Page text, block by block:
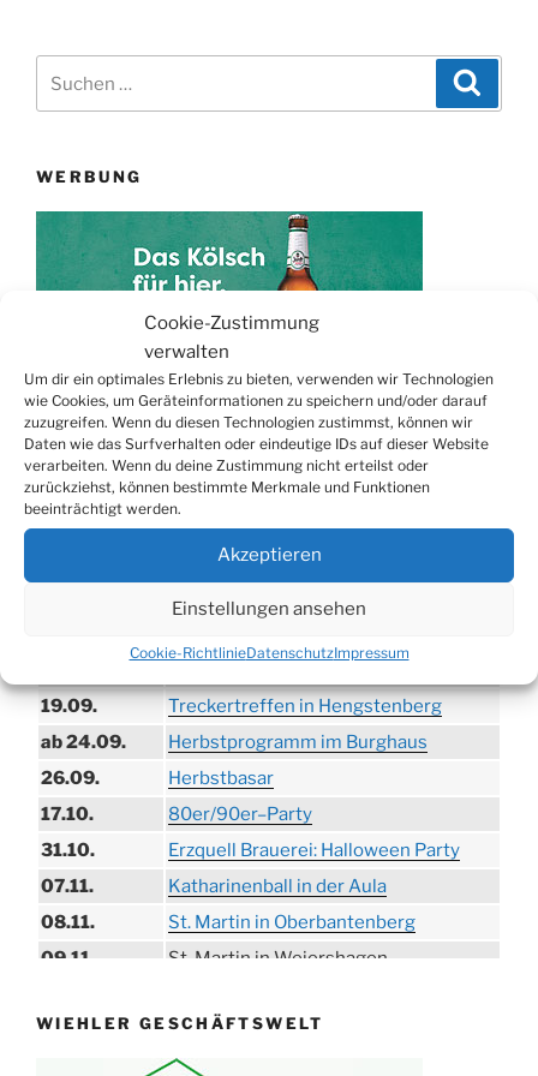
Cookie-Zustimmung
verwalten
Um dir ein optimales Erlebnis zu bieten, verwenden wir Technologien
wie Cookies, um Geräteinformationen zu speichern und/oder darauf
zuzugreifen. Wenn du diesen Technologien zustimmst, können wir
Daten wie das Surfverhalten oder eindeutige IDs auf dieser Website
verarbeiten. Wenn du deine Zustimmung nicht erteilst oder
zurückziehst, können bestimmte Merkmale und Funktionen
beeinträchtigt werden.
Akzeptieren
Einstellungen ansehen
Cookie-RichtlinieDatenschutzImpressum
nach:
WERBUNG
TERMINE
21.06. bis
30.08.
Biergarten-Wochenenden der Erzquell
Brauerei
Trödelmarkt in der Ortsmitte
Sommerfest in Helmerhausen
19.09.
Treckertreffen in Hengstenberg
ab 24.09.
Herbstprogramm im Burghaus
26.09.
Herbstbasar
17.10.
80er/90er–Party
31.10.
Erzquell Brauerei: Halloween Party
07.11.
Katharinenball in der Aula
08.11.
St. Martin in Oberbantenberg
09.11.
St. Martin in Weiershagen
11.11.
„DÜX“ im Burghaus
Proklamation der Tollitäten
WIEHLER GESCHÄFTSWELT